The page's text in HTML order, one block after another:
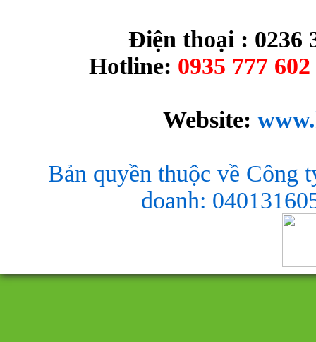
Điện thoại : 0236
Hotline: 0935 777
Website:
Bản quyền thuộc về Công
doanh: